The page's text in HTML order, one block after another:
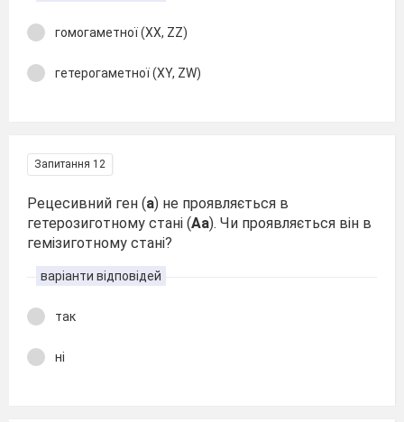
гомогаметної (ХХ, ZZ)
гетерогаметної (ХY, ZW)
Запитання 12
Рецесивний ген (а) не проявляється в
гетерозиготному стані (Аа). Чи проявляється він в
гемізиготному стані?
варіанти відповідей
так
ні